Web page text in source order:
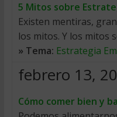
5 Mitos sobre
Existen mentiras,
los mitos. Y los mitos
» Tema: Estrategia
febrero 13,
Cómo comer bien y